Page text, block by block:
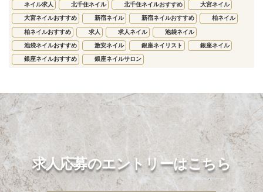
ネイル求人 北千住ネイル 北千住ネイルおすすめ 大宮ネイル
大宮ネイルおすすめ 新宿ネイル 新宿ネイルおすすめ 柏ネイル
柏ネイルおすすめ 求人 求人ネイル 池袋ネイル
池袋ネイルおすすめ 激安ネイル 銀座ネイリスト 銀座ネイル
銀座ネイルおすすめ 銀座ネイルサロン
求人応募のエントリーはこちら